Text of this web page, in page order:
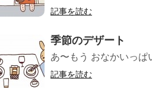
記事を読む
季節のデザート
あ〜もう おなかいっぱ
記事を読む